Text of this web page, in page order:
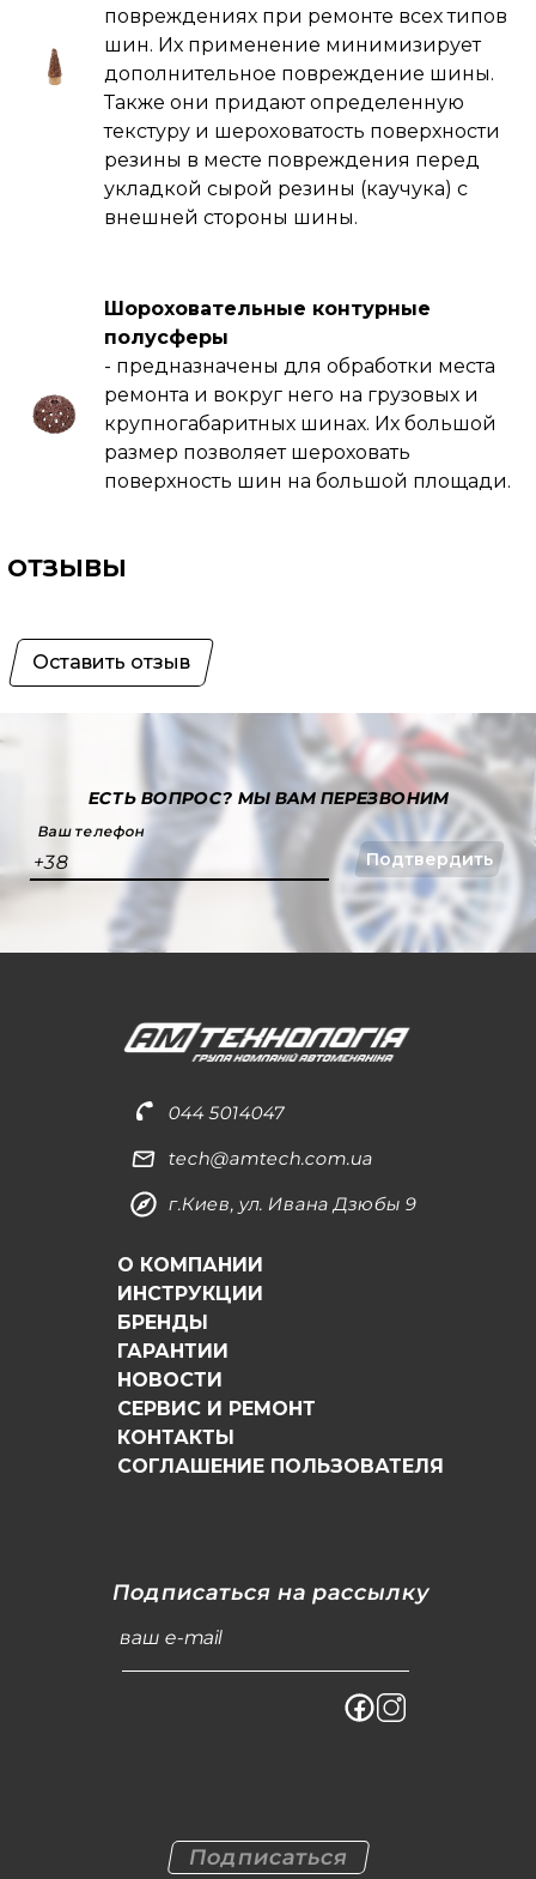
повреждениях при ремонте всех типов
шин. Их применение минимизирует
дополнительное повреждение шины.
Также они придают определенную
текстуру и шероховатость поверхности
резины в месте повреждения перед
укладкой сырой резины (каучука) с
внешней стороны шины.
Шороховательные контурные
полусферы
- предназначены для обработки места
ремонта и вокруг него на грузовых и
крупногабаритных шинах. Их большой
размер позволяет шероховать
поверхность шин на большой площади.
ОТЗЫВЫ
Оставить отзыв
ЕСТЬ ВОПРОС?МЫ ВАМ ПЕРЕЗВОНИМ
Ваш телефон
+38 Подтвердить
044 5014047
tech@amtech.com.ua
г.Киев, ул. Ивана Дзюбы 9
О КОМПАНИИ
ИНСТРУКЦИИ
БРЕНДЫ
ГАРАНТИИ
НОВОСТИ
СЕРВИС И РЕМОНТ
КОНТАКТЫ
СОГЛАШЕНИЕ ПОЛЬЗОВАТЕЛЯ
Подписаться на рассылку
ваш e-mail
Подписаться